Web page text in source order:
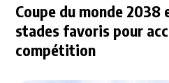
Coupe du monde 2038
stades favoris pour
compétition